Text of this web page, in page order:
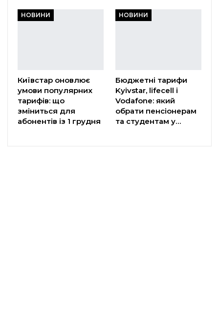
НОВИНИ
Київстар оновлює
умови популярних
тарифів: що
зміниться для
абонентів із 1 грудня
НОВИНИ
Бюджетні тарифи
Kyivstar, lifecell і
Vodafone: який
обрати пенсіонерам
та студентам у…